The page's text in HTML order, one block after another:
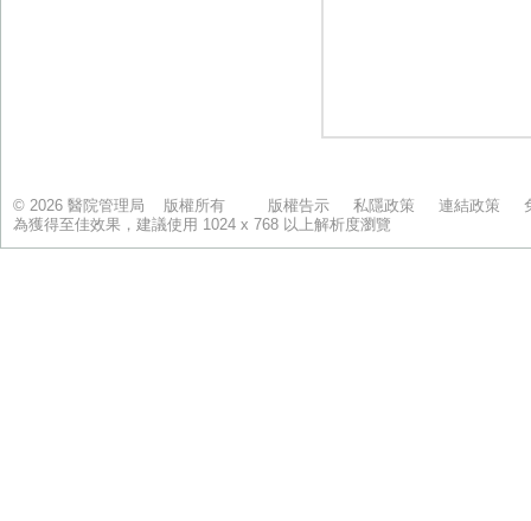
© 2026 醫院管理局 版權所有 版權告示 私隱政策 連結政策
為獲得至佳效果，建議使用 1024 x 768 以上解析度瀏覽